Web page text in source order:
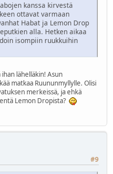
kanssa kirvestä
ottavat varmaan
Habat ja Lemon Drop
alla. Hetken aikaa
isompiin ruukkuihin
ihan lähelläkin! Asun
matkaa Ruununmyllylle. Olisi
merkeissä, ja ehkä
Lemon Dropista?
#9